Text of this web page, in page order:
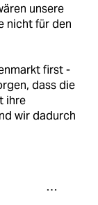
unsere
nicht für den
first -
dass die
ihre
wir dadurch